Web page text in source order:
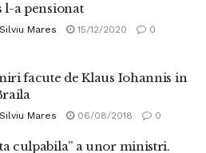
l-a pensionat
Silviu Mares 15/12/2020 0
facute de Klaus Iohannis in
Silviu Mares 06/08/2018 0
culpabila” a unor ministri.